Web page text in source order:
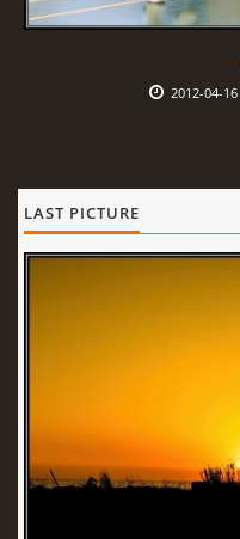
2012-04-16
LAST PICTURE